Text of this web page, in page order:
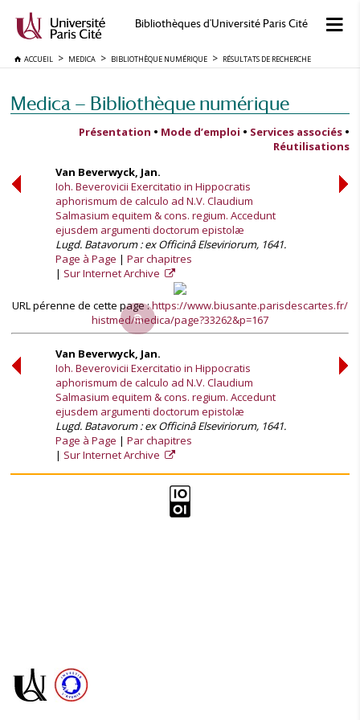
Bibliothèques d'Université Paris Cité
ACCUEIL MEDICA BIBLIOTHÈQUE NUMÉRIQUE RÉSULTATS DE RECHERCHE
Medica — Bibliothèque numérique
Présentation • Mode d’emploi • Services associés •
Réutilisations
Van Beverwyck, Jan.
Ioh. Beverovicii Exercitatio in Hippocratis
aphorismum de calculo ad N.V. Claudium
Salmasium equitem & cons. regium. Accedunt
ejusdem argumenti doctorum epistolæ
Lugd. Batavorum : ex Officinâ Elseviriorum, 1641.
Page à Page
Par chapitres
Sur Internet Archive
URL pérenne de cette page :https://www.biusante.parisdescartes.fr/
histmed/medica/page?33262&p=167
Van Beverwyck, Jan.
Ioh. Beverovicii Exercitatio in Hippocratis
aphorismum de calculo ad N.V. Claudium
Salmasium equitem & cons. regium. Accedunt
ejusdem argumenti doctorum epistolæ
Lugd. Batavorum : ex Officinâ Elseviriorum, 1641.
Page à Page
Par chapitres
Sur Internet Archive